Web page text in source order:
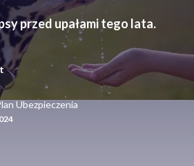
przed upałami tego lata.
Ubezpieczenia